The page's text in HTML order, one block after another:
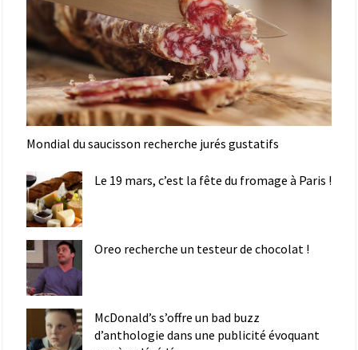
Mondial du saucisson recherche jurés gustatifs
Le 19 mars, c’est la fête du fromage à Paris !
Oreo recherche un testeur de chocolat !
McDonald’s s’offre un bad buzz
d’anthologie dans une publicité évoquant